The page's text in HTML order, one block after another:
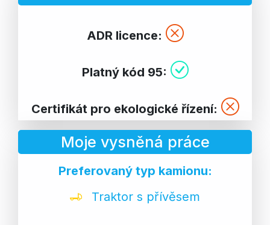
ADR licence:
Platný kód 95:
Certifikát pro ekologické řízení:
Moje vysněná práce
Preferovaný typ kamionu:
Traktor s přívěsem